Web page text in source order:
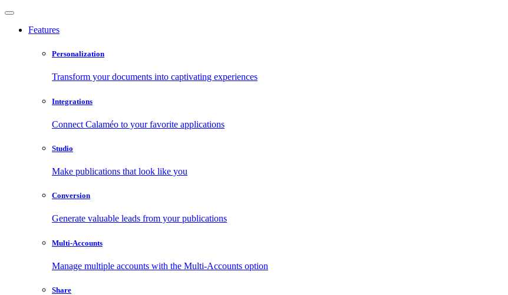
Features
Personalization
Transform your documents into captivating experiences
Integrations
Connect Calaméo to your favorite applications
Studio
Make publications that look like you
Conversion
Generate valuable leads from your publications
Multi-Accounts
Manage multiple accounts with the Multi-Accounts option
Share